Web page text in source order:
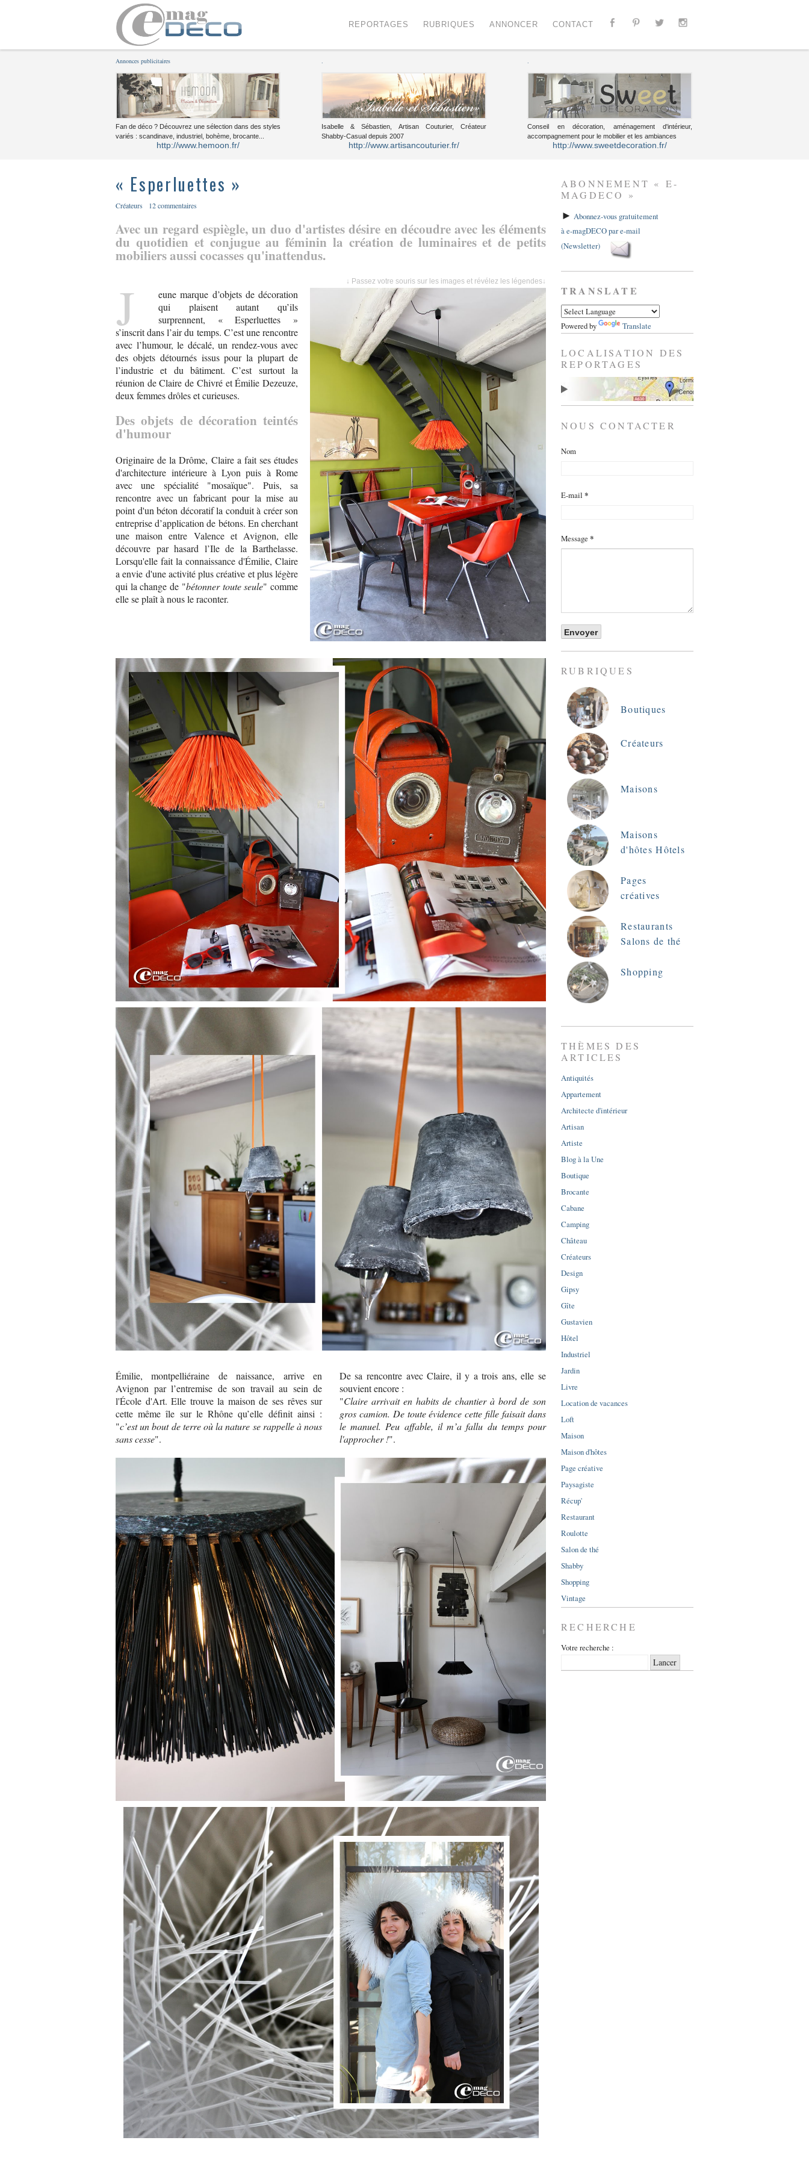
REPORTAGES RUBRIQUES ANNONCER CONTACT
Annonces publicitaires
Fan de déco ? Découvrez une sélection dans des styles
variés : scandinave, industriel, bohème, brocante...
http://www.hemoon.fr/
Isabelle & Sébastien, Artisan Couturier, Créateur
Shabby-Casual depuis 2007
http://www.artisancouturier.fr/
Conseil en décoration, aménagement d'intérieur,
accompagnement pour le mobilier et les ambiances
http://www.sweetdecoration.fr/
« Esperluettes »
Créateurs 12 commentaires
Avec un regard espiègle, un duo d'artistes désire en découdre avec les éléments
du quotidien et conjugue au féminin la création de luminaires et de petits
mobiliers aussi cocasses qu'inattendus.
↓ Passez votre souris sur les images et révélez les légendes↓
J
eune marque d’objets de décoration
qui plaisent autant qu’ils
surprennent, « Esperluettes »
s’inscrit dans l’air du temps. C’est une rencontre
avec l’humour, le décalé, un rendez-vous avec
des objets détournés issus pour la plupart de
l’industrie et du bâtiment. C’est surtout la
réunion de Claire de Chivré et Émilie Dezeuze,
deux femmes drôles et curieuses.
Des objets de décoration teintés
d'humour
Originaire de la Drôme, Claire a fait ses études
d'architecture intérieure à Lyon puis à Rome
avec une spécialité "mosaïque". Puis, sa
rencontre avec un fabricant pour la mise au
point d'un béton décoratif la conduit à créer son
entreprise d’application de bétons. En cherchant
une maison entre Valence et Avignon, elle
découvre par hasard l’Ile de la Barthelasse.
Lorsqu'elle fait la connaissance d'Émilie, Claire
a envie d'une activité plus créative et plus légère
qui la change de "bétonner toute seule" comme
elle se plaît à nous le raconter.
Émilie, montpelliéraine de naissance, arrive en
Avignon par l’entremise de son travail au sein de
l'École d'Art. Elle trouve la maison de ses rêves sur
cette même île sur le Rhône qu’elle définit ainsi :
"c’est un bout de terre où la nature se rappelle à nous
sans cesse".
De sa rencontre avec Claire, il y a trois ans, elle se
souvient encore :
"Claire arrivait en habits de chantier à bord de son
gros camion. De toute évidence cette fille faisait dans
le manuel. Peu affable, il m’a fallu du temps pour
l'approcher !".
ABONNEMENT « E-
MAGDECO »
► Abonnez-vous gratuitement
à e-magDECO par e-mail
(Newsletter)
TRANSLATE
Powered by Translate
LOCALISATION DES
REPORTAGES
NOUS CONTACTER
Nom
E-mail *
Message *
RUBRIQUES
Boutiques
Créateurs
Maisons
Maisons
d'hôtes Hôtels
Pages
créatives
Restaurants
Salons de thé
Shopping
THÈMES DES
ARTICLES
Antiquités
Appartement
Architecte d'intérieur
Artisan
Artiste
Blog à la Une
Boutique
Brocante
Cabane
Camping
Château
Créateurs
Design
Gipsy
Gîte
Gustavien
Hôtel
Industriel
Jardin
Livre
Location de vacances
Loft
Maison
Maison d'hôtes
Page créative
Paysagiste
Récup'
Restaurant
Roulotte
Salon de thé
Shabby
Shopping
Vintage
RECHERCHE
Votre recherche :